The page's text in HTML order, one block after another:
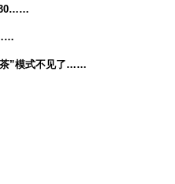
茶”模式不见了……